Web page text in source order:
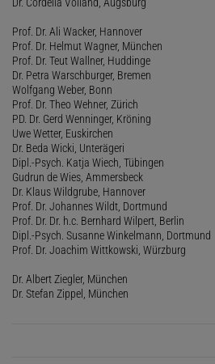
Prof. Dr. Ali Wacker, Hannover
Prof. Dr. Helmut Wagner, München
Prof. Dr. Teut Wallner, Huddinge
Dr. Petra Warschburger, Bremen
Wolfgang Weber, Bonn
Prof. Dr. Theo Wehner, Zürich
PD. Dr. Gerd Wenninger, Kröning
Uwe Wetter, Euskirchen
Dr. Beda Wicki, Unterägeri
Dipl.-Psych. Katja Wiech, Tübingen
Gudrun de Wies, Ammersbeck
Dr. Klaus Wildgrube, Hannover
Prof. Dr. Johannes Wildt, Dortmund
Prof. Dr. Dr. h.c. Bernhard Wilpert, Berlin
Dipl.-Psych. Susanne Winkelmann, Dortmund
Prof. Dr. Joachim Wittkowski, Würzburg
Dr. Albert Ziegler, München
Dr. Stefan Zippel, München